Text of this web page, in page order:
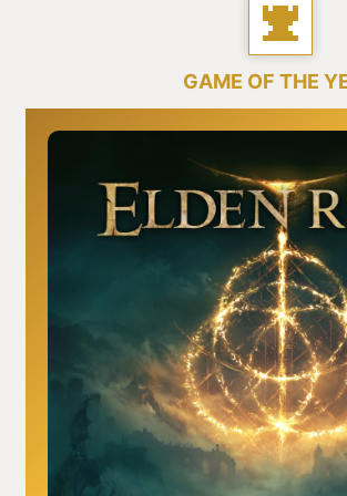
GAME OF THE